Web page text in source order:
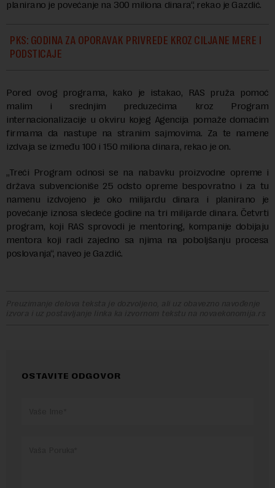
planirano je povećanje na 300 miliona dinara“, rekao je Gazdić.
PKS: GODINA ZA OPORAVAK PRIVREDE KROZ CILJANE MERE I
PODSTICAJE
Pored ovog programa, kako je istakao, RAS pruža pomoć
malim i srednjim preduzećima kroz Program
internacionalizacije u okviru kojeg Agencija pomaže domaćim
firmama da nastupe na stranim sajmovima. Za te namene
izdvaja se između 100 i 150 miliona dinara, rekao je on.
„Treći Program odnosi se na nabavku proizvodne opreme i
država subvencioniše 25 odsto opreme bespovratno i za tu
namenu izdvojeno je oko milijardu dinara i planirano je
povećanje iznosa sledeće godine na tri milijarde dinara. Četvrti
program, koji RAS sprovodi je mentoring, kompanije dobijaju
mentora koji radi zajedno sa njima na poboljšanju procesa
poslovanja“, naveo je Gazdić.
Preuzimanje delova teksta je dozvoljeno, ali uz obavezno navođenje
izvora i uz postavljanje linka ka izvornom tekstu na novaekonomija.rs
OSTAVITE ODGOVOR